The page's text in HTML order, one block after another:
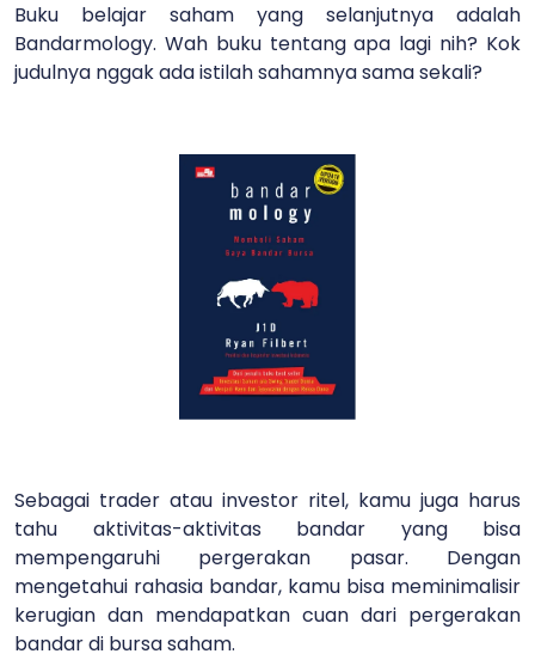
Buku belajar saham yang selanjutnya adalah
Bandarmology. Wah buku tentang apa lagi nih? Kok
judulnya nggak ada istilah sahamnya sama sekali?
Sebagai trader atau investor ritel, kamu juga harus
tahu aktivitas-aktivitas bandar yang bisa
mempengaruhi pergerakan pasar. Dengan
mengetahui rahasia bandar, kamu bisa meminimalisir
kerugian dan mendapatkan cuan dari pergerakan
bandar di bursa saham.